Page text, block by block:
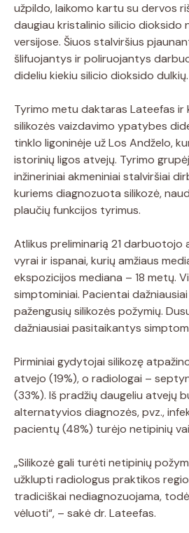
užpildo, laikomo kartu su dervos
daugiau kristalinio silicio dioksido
versijose. Šiuos stalviršius
šlifuojantys ir poliruojantys
dideliu kiekiu silicio dioksido dulkių.
Tyrimo metu daktaras Lateefas ir
silikozės vaizdavimo ypatybes
tinklo ligoninėje už Los Andželo,
istorinių ligos atvejų. Tyrimo
inžineriniai akmeniniai stalviršiai
kuriems diagnozuota silikozė,
plaučių funkcijos tyrimus.
Atlikus preliminarią 21 darbuotojo
vyrai ir ispanai, kurių amžiaus
ekspozicijos mediana – 18 metų.
simptominiai. Pacientai
pažengusių silikozės požymių.
dažniausiai pasitaikantys
Pirminiai gydytojai silikozę
atvejo (19%), o radiologai –
(33%). Iš pradžių daugeliu atvejų
alternatyvios diagnozės, pvz.,
pacientų (48%) turėjo netipinių
„Silikozė gali turėti netipinių
užklupti radiologus praktikos
tradiciškai nediagnozuojama,
vėluoti“, – sakė dr. Lateefas.